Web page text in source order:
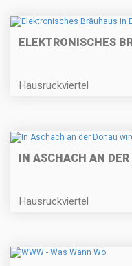
ELEKTRONISCHES
Hausruckviertel
IN ASCHACH AN
Hausruckviertel